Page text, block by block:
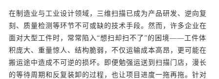
在制造业与工业设计领域，三维扫描已成为产品研发、逆向复
刻、质量检测等环节不可或缺的技术手段。然而，许多企业在
面对大型工件时，常常陷入“想扫却扫不了”的困境——工件体
积庞大、重量惊人、结构脆弱，不仅运输成本高昂，更可能在
搬运途中造成不可逆的损坏。即便勉强运送到扫描门店，漫长
的等待周期和反复装卸的过程，也让项目进度一拖再拖。针对